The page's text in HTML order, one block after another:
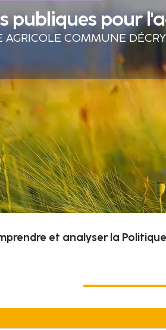
publiques pour
AGRICOLE COMMUNE
et analyser la